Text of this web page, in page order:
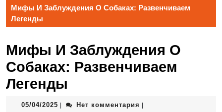
Мифы И Заблуждения О Собаках: Развенчиваем
Легенды
Мифы И Заблуждения О
Собаках: Развенчиваем
Легенды
05/04/2025 Нет комментария